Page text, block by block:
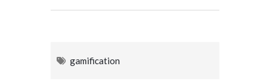
gamification